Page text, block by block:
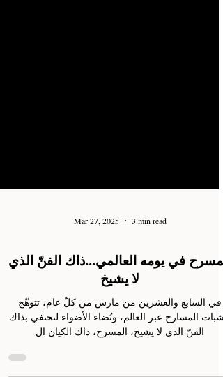
Mar 27, 2025 3 min read
المسرح في يومه العالمي...ذاك الفنّ الذي
لا يشيخ
المسارح عبر العالم، وتُضاء الأضواء لتحتفي بذاك